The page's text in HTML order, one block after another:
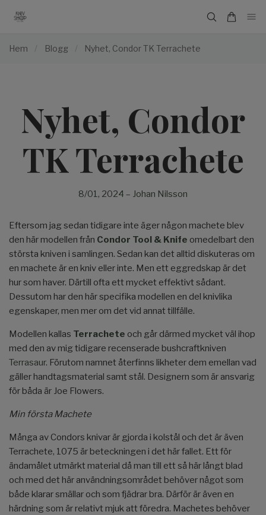
Hem / Blogg / Nyhet, Condor TK Terrachete
Nyhet, Condor
TK Terrachete
8/01, 2024 – Johan Nilsson
Eftersom jag sedan tidigare inte äger någon machete blev
den här modellen från Condor Tool & Knife omedelbart den
största kniven i samlingen. Sedan kan det alltid diskuteras om
en machete är en kniv eller inte. Men ett eggredskap är det
hur som haver. Därtill ofta ett mycket effektivt sådant.
Dessutom har den här specifika modellen en del knivlika
egenskaper, men mer om det vid annat tillfälle.
Modellen kallas Terrachete och går därmed mycket väl ihop
med den av mig tidigare recenserade bushcraftkniven
Terrasaur. Förutom namnet återfinns likheter dem emellan vad
gäller handtagsmaterial samt stål. Designern som är ansvarig
för båda är Joe Flowers.
Min första Machete
Många av Condors knivar är gjorda i kolstål och det är även
Terrachete, 1075 är beteckningen i det här fallet. Ett för
ändamålet utmärkt material då man till ett så här långt blad
och med det här användningsområdet behöver något som
både klarar smällar och som fjädrar bra. Därför är även en
härdning som är relativt mjuk att föredra. Machetes behöver